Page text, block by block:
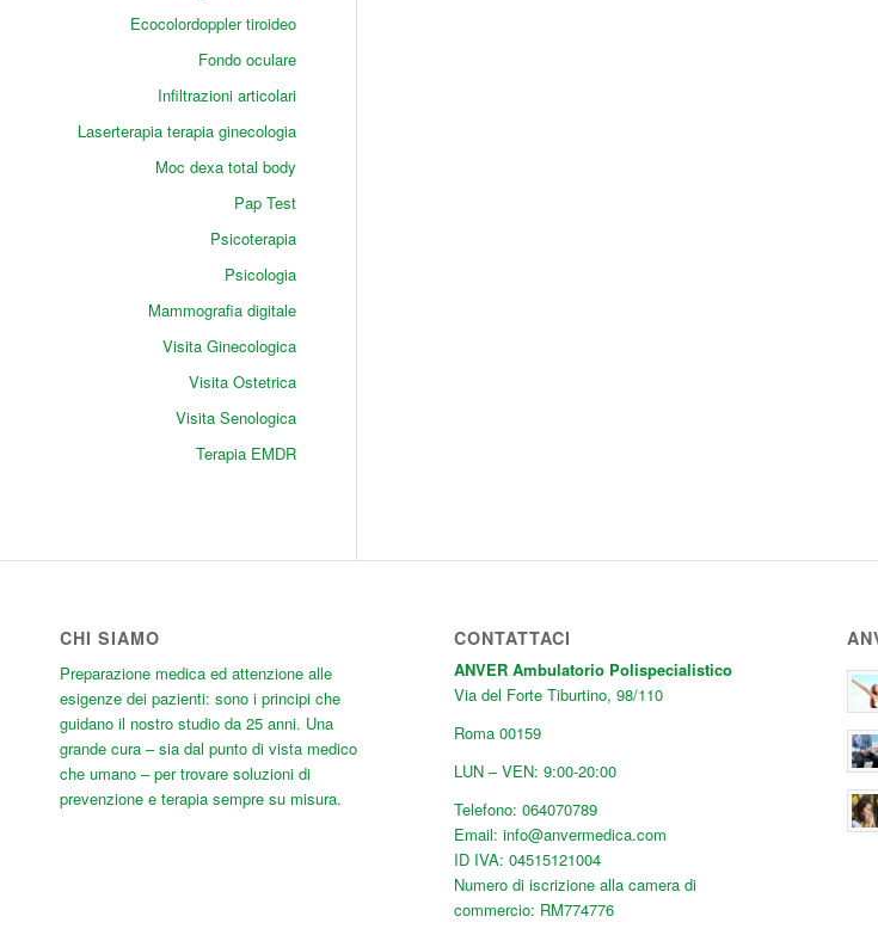
Ecocolordoppler tiroideo
Fondo oculare
Infiltrazioni articolari
Laserterapia terapia ginecologia
Moc dexa total body
Pap Test
Psicoterapia
Psicologia
Mammografia digitale
Visita Ginecologica
Visita Ostetrica
Visita Senologica
Terapia EMDR
CHI SIAMO
Preparazione medica ed attenzione alle
esigenze dei pazienti: sono i principi che
guidano il nostro studio da 25 anni. Una
grande cura – sia dal punto di vista medico
che umano – per trovare soluzioni di
prevenzione e terapia sempre su misura.
CONTATTACI
ANVER Ambulatorio Polispecialistico
Via del Forte Tiburtino, 98/110
Roma 00159
LUN – VEN: 9:00-20:00
Telefono: 064070789
Email: info@anvermedica.com
ID IVA: 04515121004
Numero di iscrizione alla camera di
commercio: RM774776